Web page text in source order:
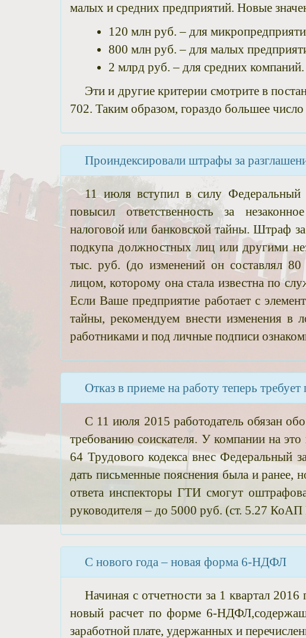
малых и средних предприятий. Новые
120 млн руб. – для
800 млн руб. – для малых
2 млрд руб. – для средних компаний.
Эти и другие критерии смотрите в
702. Таким образом, гораздо большее
Проиндексировали штрафы за
11 июля вступил в силу
повысил ответственность за
налоговой или банковской тайны. Штраф
подкупа должностных лиц или другими
тыс. руб. (до изменений он составлял
лицом, которому она стала известна по
Если Ваше предприятие работает с
тайны, рекомендуем внести изменения в
работниками и под личные подписи
Отказ в приеме на работу теперь
С 11 июля 2015 работодатель обязан
требованию соискателя. У компании на
64 Трудового кодекса внес
дать письменные пояснения была и ранее,
ответа инспекторы ГТИ смогут
руководителя – до 5000 руб. (ст. 5.27
С нового года – новая форма 6-НДФЛ
Начиная с отчетности за 1 квартал 2016
новый расчет по форме 6-
заработной плате, удержанных и